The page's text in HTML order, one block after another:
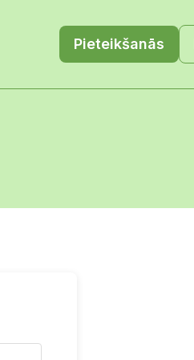
Pieteikšanās